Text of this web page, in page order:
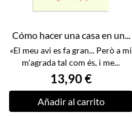
Cómo hacer una casa en un...
«El meu avi es fa gran... Però a mi
m'agrada tal com és, i me...
13,90 €
Añadir al carrito